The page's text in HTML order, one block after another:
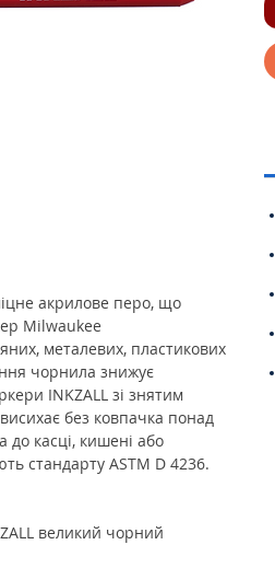
акрилове перо, що
Milwaukee
металевих, пластикових
чорнила знижує
INKZALL зі знятим
без ковпачка понад
до касці, кишені або
стандарту ASTM D 4236.
великий чорний